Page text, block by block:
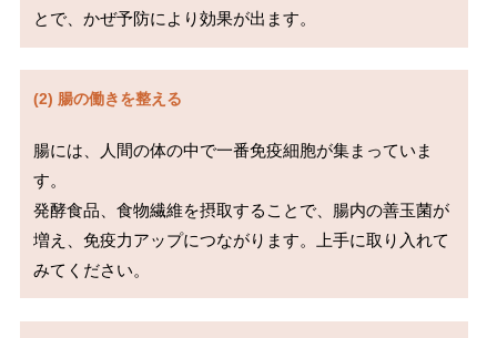
とで、かぜ予防により効果が出ます。
(2) 腸の働きを整える
腸には、人間の体の中で一番免疫細胞が集まっていま
す。
発酵食品、食物繊維を摂取することで、腸内の善玉菌が
増え、免疫力アップにつながります。上手に取り入れて
みてください。